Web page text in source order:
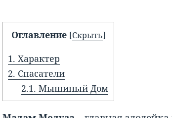
Оглавление [Скрыть]
1. Характер
2. Спасатели
2.1. Мышиный Дом